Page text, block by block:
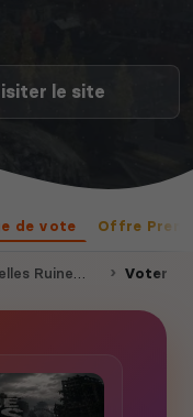
le site
de vote Offre
PS5 Voter